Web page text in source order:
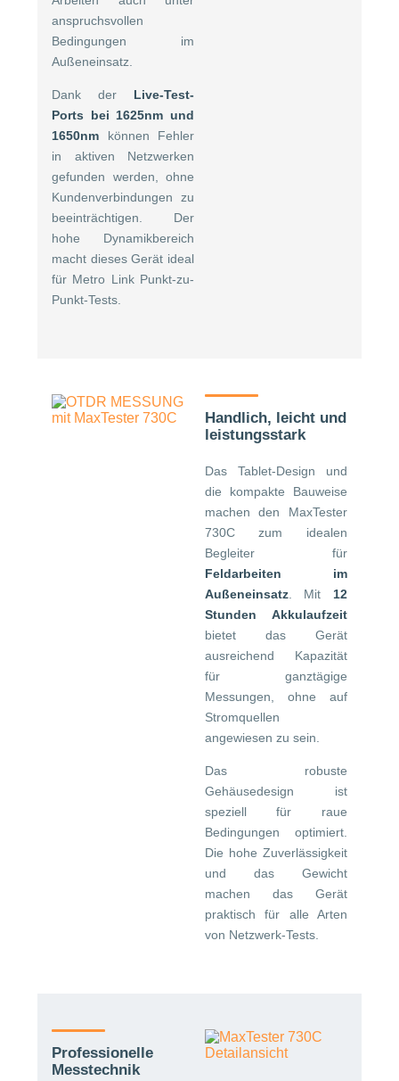
anspruchsvollen
Bedingungen im
Außeneinsatz.
Dank der Live-Test-
Ports bei 1625nm und
1650nm können Fehler
in aktiven Netzwerken
gefunden werden, ohne
Kundenverbindungen zu
beeinträchtigen. Der
hohe Dynamikbereich
macht dieses Gerät ideal
für Metro Link Punkt-zu-
Punkt-Tests.
Handlich, leicht und
leistungsstark
Das Tablet-Design und
die kompakte Bauweise
machen den MaxTester
730C zum idealen
Begleiter für
Feldarbeiten im
Außeneinsatz. Mit 12
Stunden Akkulaufzeit
bietet das Gerät
ausreichend Kapazität
für ganztägige
Messungen, ohne auf
Stromquellen
angewiesen zu sein.
Das robuste
Gehäusedesign ist
speziell für raue
Bedingungen optimiert.
Die hohe Zuverlässigkeit
und das Gewicht
machen das Gerät
praktisch für alle Arten
von Netzwerk-Tests.
Professionelle
Messtechnik